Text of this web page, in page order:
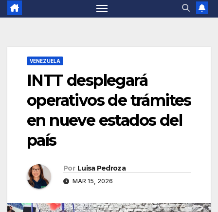
VENEZUELA
INTT desplegará
operativos de trámites
en nueve estados del
país
Por Luisa Pedroza
MAR 15, 2026